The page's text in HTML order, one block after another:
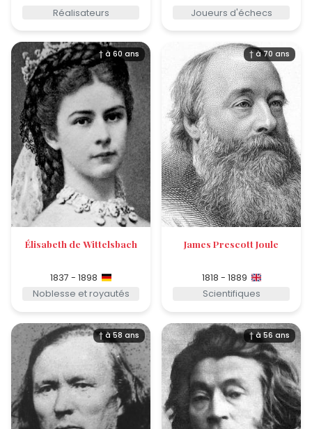
Réalisateurs
Joueurs d'échecs
† à 60 ans
Élisabeth de Wittelsbach
1837 - 1898
Noblesse et royautés
† à 70 ans
James Prescott Joule
1818 - 1889
Scientifiques
† à 58 ans † à 56 ans